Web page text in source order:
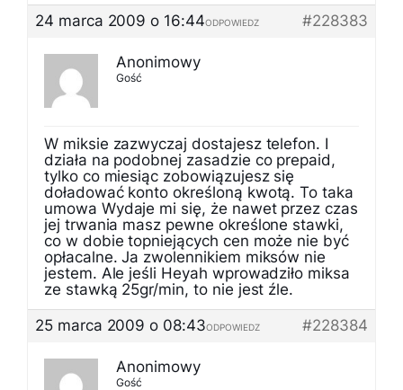
24 marca 2009 o 16:44
#228383
ODPOWIEDZ
Anonimowy
Gość
W miksie zazwyczaj dostajesz telefon. I
działa na podobnej zasadzie co prepaid,
tylko co miesiąc zobowiązujesz się
doładować konto określoną kwotą. To taka
umowa Wydaje mi się, że nawet przez czas
jej trwania masz pewne określone stawki,
co w dobie topniejących cen może nie być
opłacalne. Ja zwolennikiem miksów nie
jestem. Ale jeśli Heyah wprowadziło miksa
ze stawką 25gr/min, to nie jest źle.
25 marca 2009 o 08:43
#228384
ODPOWIEDZ
Anonimowy
Gość